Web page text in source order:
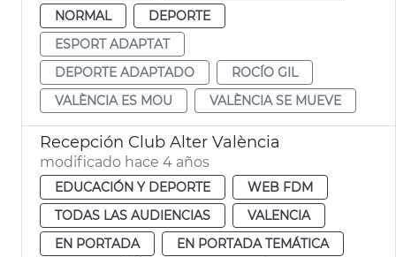
NORMAL
DEPORTE
ESPORT ADAPTAT
DEPORTE ADAPTADO
ROCÍO GIL
VALÈNCIA ES MOU
VALÈNCIA SE MUEVE
Recepción Club Alter València
modificado hace 4 años
EDUCACIÓN Y DEPORTE
WEB FDM
TODAS LAS AUDIENCIAS
VALENCIA
EN PORTADA
EN PORTADA TEMÁTICA